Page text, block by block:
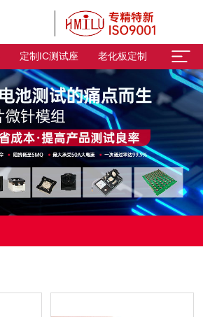
定制IC测试座 老化板定制